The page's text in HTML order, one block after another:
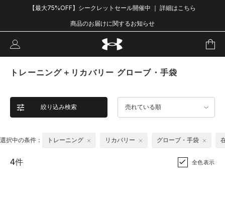
【最大75%OFF】シークレットセール開催中 ｜ 詳細はこちら
商品のお届けに関するお知らせ
トレーニング＋リカバリー グローブ・手袋
絞り込み検索 売れている順
選択中の条件： トレーニング リカバリー グローブ・手袋
4件 全色表示